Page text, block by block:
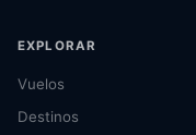
EXPLORAR
Vuelos
Destinos